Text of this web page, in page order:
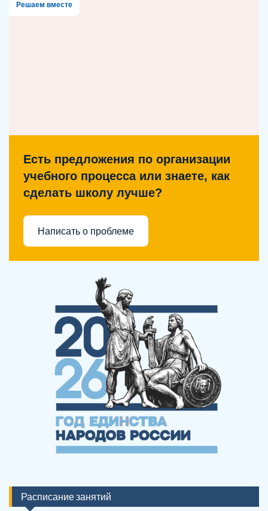
Решаем вместе
Есть предложения по организации
учебного процесса или знаете, как
сделать школу лучше?
Написать о проблеме
Расписание занятий